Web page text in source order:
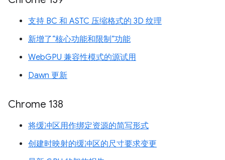
支持 BC 和 ASTC 压缩格式的 3D 纹理
新增了“核心功能和限制”功能
WebGPU 兼容性模式的源试用
Dawn 更新
Chrome 138
将缓冲区用作绑定资源的简写形式
创建时映射的缓冲区的尺寸要求变更